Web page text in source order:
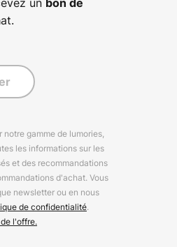
gamme de lumories,
les informations sur les
et des recommandations
d'achat. Vous
newsletter ou en nous
de confidentialité.
l'offre.